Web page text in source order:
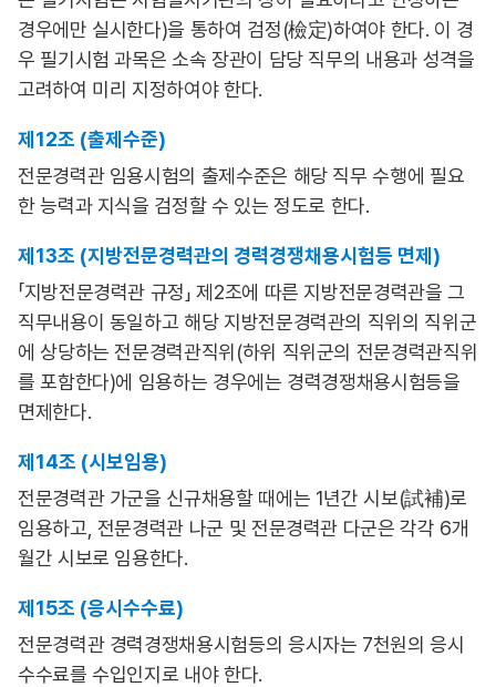
경우에만 실시한다)을 통하여 검정(檢定)하여야 한다. 이 경
우 필기시험 과목은 소속 장관이 담당 직무의 내용과 성격을
고려하여 미리 지정하여야 한다.
제12조 (출제수준)
전문경력관 임용시험의 출제수준은 해당 직무 수행에 필요
한 능력과 지식을 검정할 수 있는 정도로 한다.
제13조 (지방전문경력관의 경력경쟁채용시험등 면제)
「지방전문경력관 규정」 제2조에 따른 지방전문경력관을 그
직무내용이 동일하고 해당 지방전문경력관의 직위의 직위군
에 상당하는 전문경력관직위(하위 직위군의 전문경력관직위
를 포함한다)에 임용하는 경우에는 경력경쟁채용시험등을
면제한다.
제14조 (시보임용)
전문경력관 가군을 신규채용할 때에는 1년간 시보(試補)로
임용하고, 전문경력관 나군 및 전문경력관 다군은 각각 6개
월간 시보로 임용한다.
제15조 (응시수수료)
전문경력관 경력경쟁채용시험등의 응시자는 7천원의 응시
수수료를 수입인지로 내야 한다.